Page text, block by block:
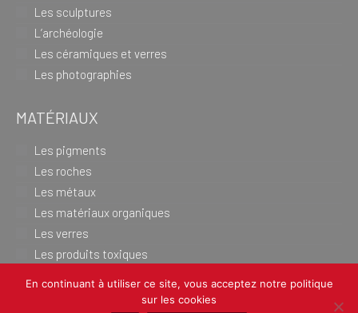
Les sculptures
L’archéologie
Les céramiques et verres
Les photographies
MATÉRIAUX
Les pigments
Les roches
Les métaux
Les matériaux organiques
Les verres
Les produits toxiques
En continuant à utiliser ce site, vous acceptez notre politique
sur les cookies